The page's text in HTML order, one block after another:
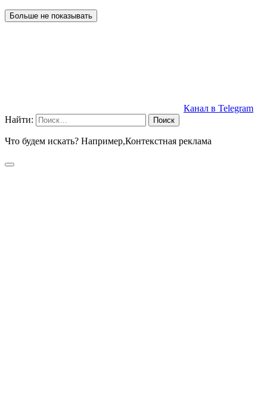
Больше не показывать
Канал в Telegram
Найти:
Что будем искать? Например,Контекстная реклама